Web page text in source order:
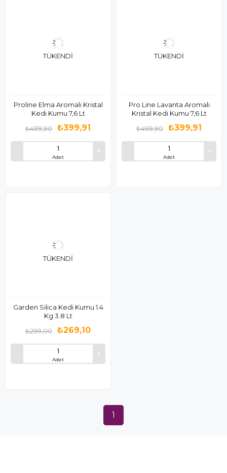
TÜKENDI
Proline Elma Aromalı Kristal
Kedi Kumu 7,6 Lt
Adet
₺399,91
₺499,90
TÜKENDI
Pro Line Lavanta Aromalı
Kristal Kedi Kumu 7,6 Lt
Adet
₺399,91
₺499,90
TÜKENDI
Garden Silica Kedi Kumu 1.4
Kg 3.8 Lt
Adet
₺269,10
₺299,00
1